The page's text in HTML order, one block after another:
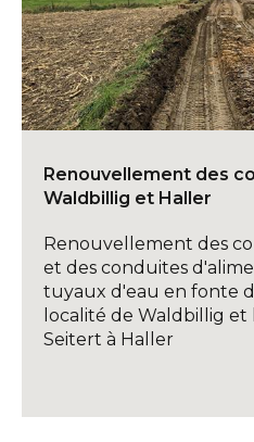
Renouvellement des
Waldbillig et Haller
Renouvellement des
et des conduites
tuyaux d'eau en fonte
localité de Waldbillig
Seitert à Haller